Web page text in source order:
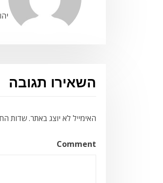
השאירו תגובה
האימייל לא יוצג באתר.שדות
Comment